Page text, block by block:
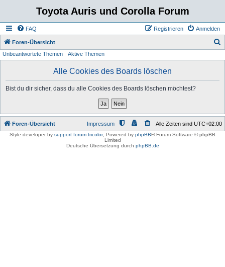
Toyota Auris und Corolla Forum
FAQ Anmelden
Registrieren
Foren-Übersicht
Unbeantwortete Themen Aktive Themen
Alle Cookies des Boards löschen
Bist du dir sicher, dass du alle Cookies des Boards löschen möchtest?
Foren-Übersicht Alle Zeiten sind UTC+02:00
Impressum
Style developer by support forum tricolor, Powered by phpBB® Forum Software © phpBB
Limited
Deutsche Übersetzung durch phpBB.de